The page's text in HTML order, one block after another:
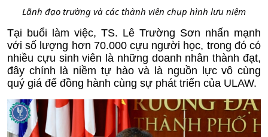
Lãnh đạo trường và các thành viên chụp hình lưu niệm
Tại buổi làm việc, TS. Lê Trường Sơn nhấn mạnh
với số lượng hơn 70.000 cựu người học, trong đó có
nhiều cựu sinh viên là những doanh nhân thành đạt,
đây chính là niềm tự hào và là nguồn lực vô cùng
quý giá để đồng hành cùng sự phát triển của ULAW.